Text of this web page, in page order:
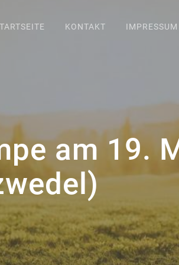
KONTAKT IMPRESSUM
am 19.